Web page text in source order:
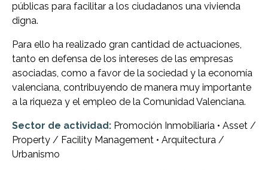
públicas para facilitar a los ciudadanos una vivienda
digna.
Para ello ha realizado gran cantidad de actuaciones,
tanto en defensa de los intereses de las empresas
asociadas, como a favor de la sociedad y la economía
valenciana, contribuyendo de manera muy importante
a la riqueza y el empleo de la Comunidad Valenciana.
Sector de actividad: Promoción Inmobiliaria • Asset /
Property / Facility Management • Arquitectura /
Urbanismo